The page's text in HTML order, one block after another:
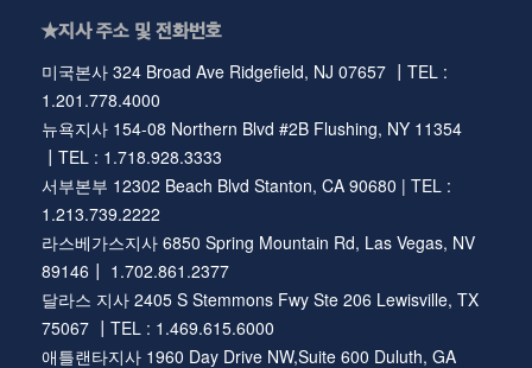
★지사 주소 및 전화번호
미국본사 324 Broad Ave Ridgefield, NJ 07657 ┃TEL :
1.201.778.4000
뉴욕지사 154-08 Northern Blvd #2B Flushing, NY 11354
┃TEL : 1.718.928.3333
서부본부 12302 Beach Blvd Stanton, CA 90680 | TEL :
1.213.739.2222
라스베가스지사 6850 Spring Mountain Rd, Las Vegas, NV
89146┃ 1.702.861.2377
달라스 지사 2405 S Stemmons Fwy Ste 206 Lewisville, TX
75067 ┃TEL : 1.469.615.6000
애틀랜타지사 1960 Day Drive NW,Suite 600 Duluth, GA